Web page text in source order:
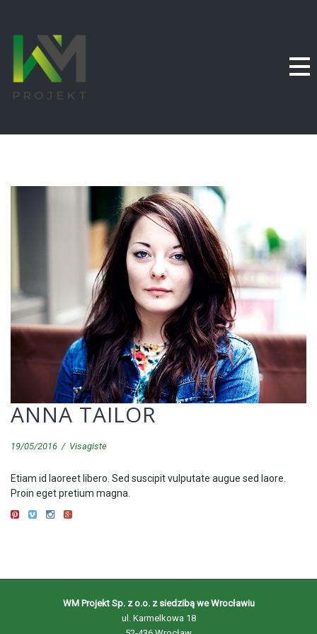
ANNA TAILOR
19/05/2016 / Visagiste
Etiam id laoreet libero. Sed suscipit vulputate augue sed laore.
Proin eget pretium magna.
WM Projekt Sp. z o.o. z siedzibą we Wrocławiu
ul. Karmelkowa 18